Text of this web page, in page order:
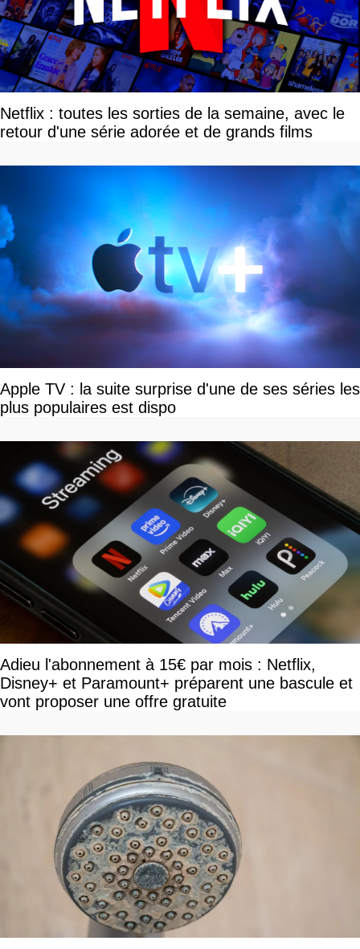
Netflix : toutes les sorties de la semaine, avec le
retour d'une série adorée et de grands films
Apple TV : la suite surprise d'une de ses séries les
plus populaires est dispo
Adieu l'abonnement à 15€ par mois : Netflix,
Disney+ et Paramount+ préparent une bascule et
vont proposer une offre gratuite